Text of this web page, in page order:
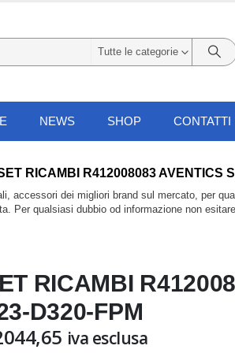
Tutte le categorie
NEWS SHOP CONTATTI
RICAMBI R412008083 AVENTICS
dei migliori brand sul mercato, per
Per qualsiasi dubbio od informazione non
RICAMBI
D320-FPM
iva esclusa